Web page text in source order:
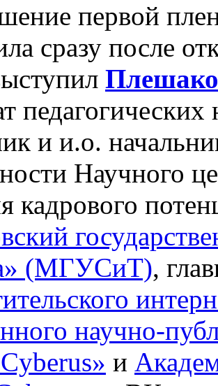
первой
сразу после
и и.о.
Научного
кадрового
(МГУСиТ),
научно-
и